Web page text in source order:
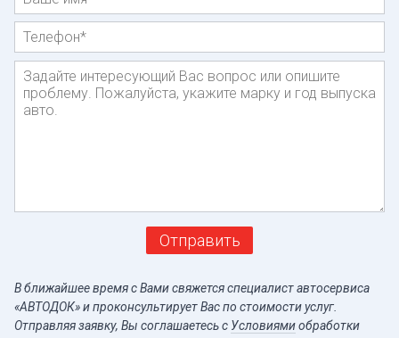
Телефон*
Сообщение
Отправить
В ближайшее время с Вами свяжется специалист автосервиса
«АВТОДОК» и проконсультирует Вас по стоимости услуг.
Отправляя заявку, Вы соглашаетесь c Условиямиобработки